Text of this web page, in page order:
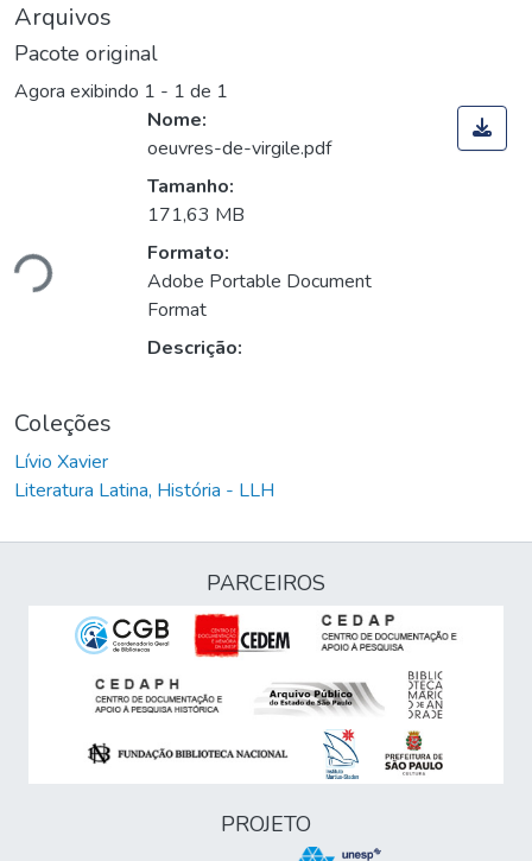
Arquivos
Pacote original
Agora exibindo 1 - 1 de 1
Nome:
oeuvres-de-virgile.pdf
Tamanho:
171,63 MB
Formato:
Adobe Portable Document
Format
Descrição:
Coleções
Lívio Xavier
Literatura Latina, História - LLH
PARCEIROS
PROJETO